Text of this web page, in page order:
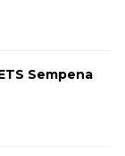
Sempena